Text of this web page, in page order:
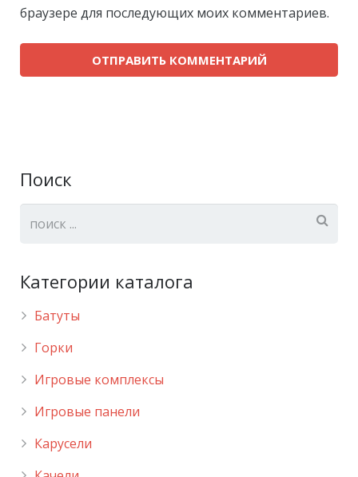
браузере для последующих моих комментариев.
Поиск
Категории каталога
Батуты
Горки
Игровые комплексы
Игровые панели
Карусели